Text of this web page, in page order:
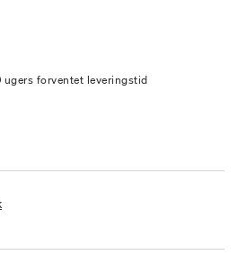
ugers forventet leveringstid